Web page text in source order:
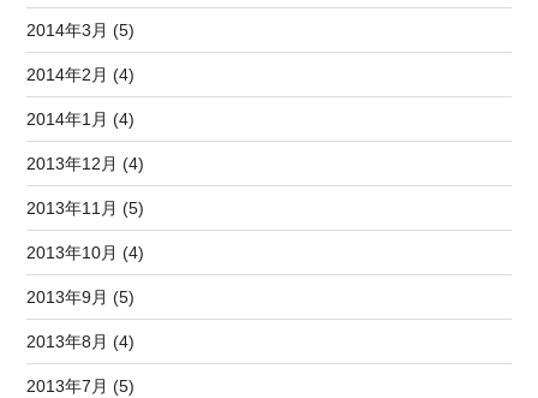
2014年3月 (5)
2014年2月 (4)
2014年1月 (4)
2013年12月 (4)
2013年11月 (5)
2013年10月 (4)
2013年9月 (5)
2013年8月 (4)
2013年7月 (5)